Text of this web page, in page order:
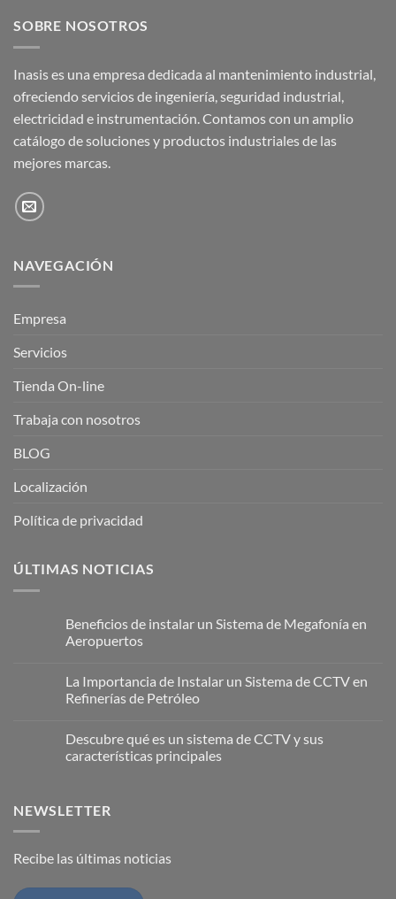
SOBRE NOSOTROS
Inasis es una empresa dedicada al mantenimiento industrial,
ofreciendo servicios de ingeniería, seguridad industrial,
electricidad e instrumentación. Contamos con un amplio
catálogo de soluciones y productos industriales de las
mejores marcas.
NAVEGACIÓN
Empresa
Servicios
Tienda On-line
Trabaja con nosotros
BLOG
Localización
Política de privacidad
ÚLTIMAS NOTICIAS
Beneficios de instalar un Sistema de Megafonía en
Aeropuertos
comentarios
en
Beneficios
un
de
La Importancia de Instalar un Sistema de CCTV en
Refinerías de Petróleo
comentarios
La
un
Sistema
Refinerías
Petróleo
Descubre qué es un sistema de CCTV y sus
características principales
en
Descubre
sistema
CCTV
NEWSLETTER
Recibe las últimas noticias